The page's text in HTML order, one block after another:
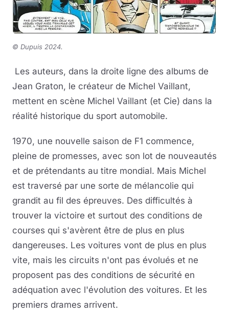
© Dupuis 2024.
Les auteurs, dans la droite ligne des albums de
Jean Graton, le créateur de Michel Vaillant,
mettent en scène Michel Vaillant (et Cie) dans la
réalité historique du sport automobile.
1970, une nouvelle saison de F1 commence,
pleine de promesses, avec son lot de nouveautés
et de prétendants au titre mondial. Mais Michel
est traversé par une sorte de mélancolie qui
grandit au fil des épreuves. Des difficultés à
trouver la victoire et surtout des conditions de
courses qui s'avèrent être de plus en plus
dangereuses. Les voitures vont de plus en plus
vite, mais les circuits n'ont pas évolués et ne
proposent pas des conditions de sécurité en
adéquation avec l'évolution des voitures. Et les
premiers drames arrivent.